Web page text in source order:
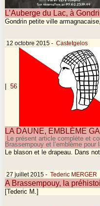
L’Auberge du Lac, à
Gondrin petite ville
12 octobre 2015 - Castetgelos
56
LA DAUNE, EMBLÈME
Le présent article complète et
Brassempouy et l’emblème pour
Le blason et le drapeau. Dans
27 juillet 2015 - Tederic MERGER
A Brassempouy, la
[Tederic M.]